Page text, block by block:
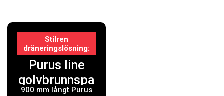
Stilren
dräneringslösning
Purus line
golvbrunnspa
900 mm långt Purus